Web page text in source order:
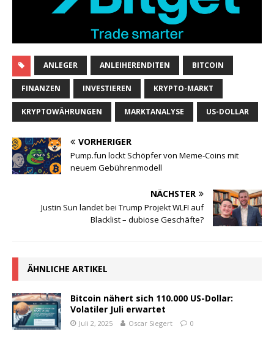
ANLEGER ANLEIHERENDITEN BITCOIN
FINANZEN INVESTIEREN KRYPTO-MARKT
KRYPTOWÄHRUNGEN MARKTANALYSE US-DOLLAR
VORHERIGER
Pump.fun lockt Schöpfer von Meme-Coins mit
neuem Gebührenmodell
NÄCHSTER
Justin Sun landet bei Trump Projekt WLFI auf
Blacklist – dubiose Geschäfte?
ÄHNLICHE ARTIKEL
Bitcoin nähert sich 110.000 US-Dollar:
Volatiler Juli erwartet
Juli 2, 2025 Oscar Siegert 0